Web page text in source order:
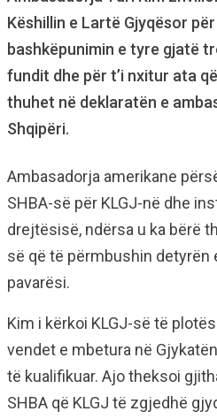
Këshillin e Lartë Gjyqësor
bashkëpunimin e tyre gjatë
fundit dhe për t’i nxitur ata
thuhet në deklaratën e
Shqipëri.
Ambasadorja amerikane
SHBA-së për KLGJ-në dhe
drejtësisë, ndërsa u ka bërë
së që të përmbushin detyrën
pavarësi.
Kim i kërkoi KLGJ-së të
vendet e mbetura në
të kualifikuar. Ajo theksoi
SHBA që KLGJ të zgjedhë